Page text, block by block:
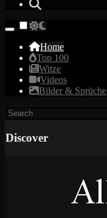
Home
Top 100
Witze
Videos
Bilder & Sprüche
Discover